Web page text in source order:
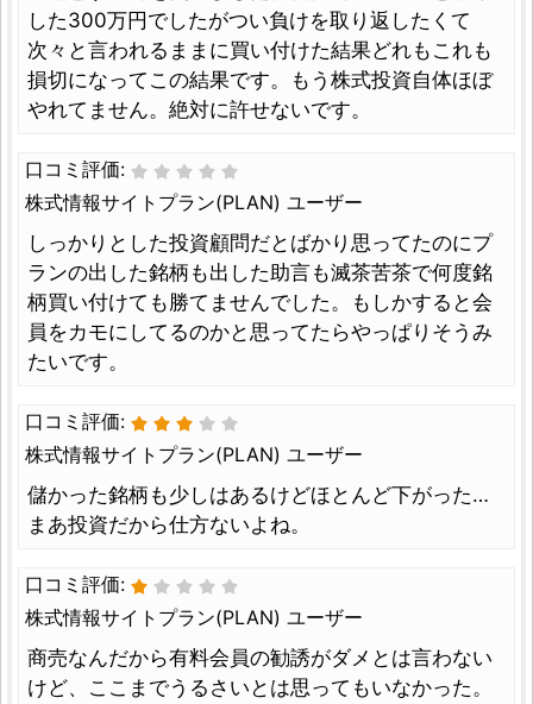
した300万円でしたがつい負けを取り返したくて
次々と言われるままに買い付けた結果どれもこれも
損切になってこの結果です。もう株式投資自体ほぼ
やれてません。絶対に許せないです。
口コミ評価:
株式情報サイトプラン(PLAN) ユーザー
しっかりとした投資顧問だとばかり思ってたのにプ
ランの出した銘柄も出した助言も滅茶苦茶で何度銘
柄買い付けても勝てませんでした。もしかすると会
員をカモにしてるのかと思ってたらやっぱりそうみ
たいです。
口コミ評価:
株式情報サイトプラン(PLAN) ユーザー
儲かった銘柄も少しはあるけどほとんど下がった…
まあ投資だから仕方ないよね。
口コミ評価:
株式情報サイトプラン(PLAN) ユーザー
商売なんだから有料会員の勧誘がダメとは言わない
けど、ここまでうるさいとは思ってもいなかった。